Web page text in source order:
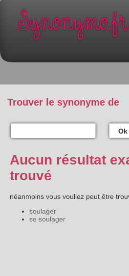
Trouver le synonyme de
Ok
Aucun résultat
trouvé
néanmoins vous vouliez peut être
soulager
se soulager